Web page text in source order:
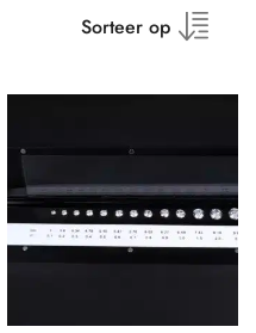
Sorteer op